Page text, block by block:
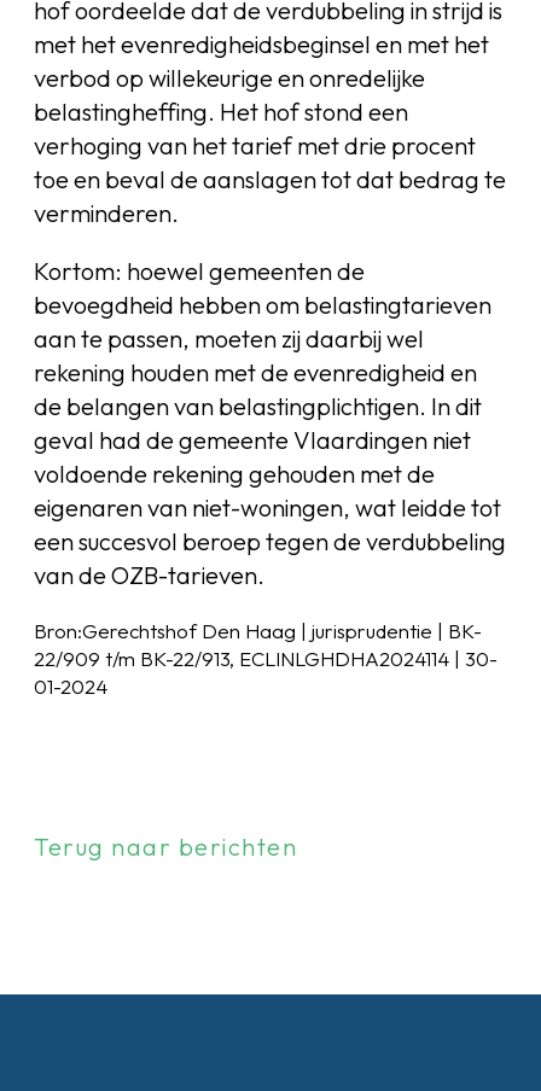
hof oordeelde dat de verdubbeling in strijd is
met het evenredigheidsbeginsel en met het
verbod op willekeurige en onredelijke
belastingheffing. Het hof stond een
verhoging van het tarief met drie procent
toe en beval de aanslagen tot dat bedrag te
verminderen.
Kortom: hoewel gemeenten de
bevoegdheid hebben om belastingtarieven
aan te passen, moeten zij daarbij wel
rekening houden met de evenredigheid en
de belangen van belastingplichtigen. In dit
geval had de gemeente Vlaardingen niet
voldoende rekening gehouden met de
eigenaren van niet-woningen, wat leidde tot
een succesvol beroep tegen de verdubbeling
van de OZB-tarieven.
Bron:Gerechtshof Den Haag | jurisprudentie | BK-
22/909 t/m BK-22/913, ECLINLGHDHA2024114 | 30-
01-2024
Terug naar berichten